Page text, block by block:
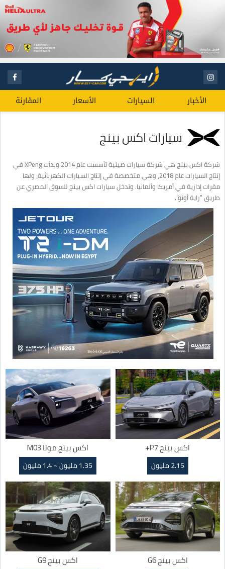
الأخبار السيارات الأسعار المقارنة
سيارات اكس بينج
شركة اكس بينج هي شركة سيارات صينية تأسست عام 2014 وبدأت XPeng في
إنتاج السيارات عام 2018، وهي متخصصة في إنتاج السيارات الكهربائية، ولها
مقرات إدارية في أمريكا وألمانيا. وتدخل سيارات اكس بينج للسوق المصري عن
طريق “راية أوتو”.
اكس بينج P7+
2.15 مليون
اكس بينج مونا M03
1.35 مليون ~ 1.4 مليون
اكس بينج G6 اكس بينج G9